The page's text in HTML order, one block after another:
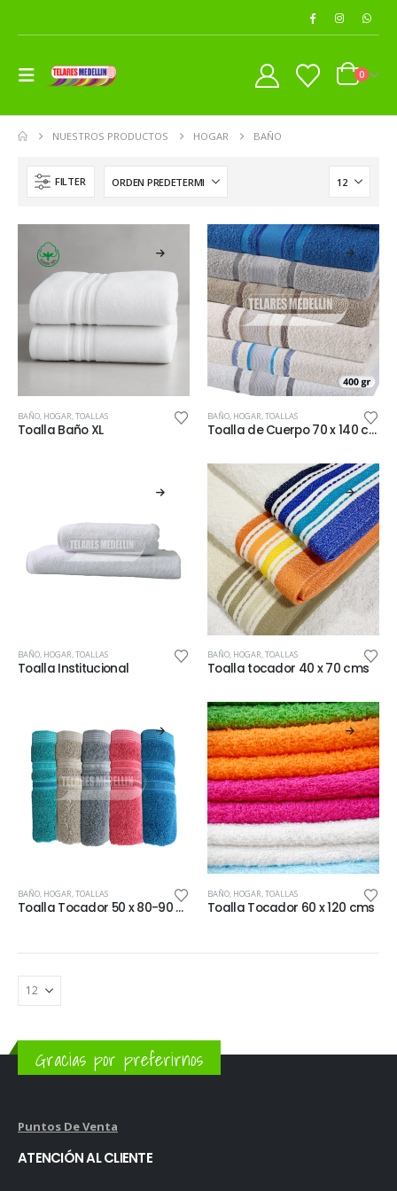
0
NUESTROS PRODUCTOS HOGAR BAÑO
FILTER
BAÑO, HOGAR,TOALLAS
Toalla Baño XL
BAÑO, HOGAR,TOALLAS
Toalla de Cuerpo 70 x 140 cm
BAÑO, HOGAR,TOALLAS
Toalla Institucional
BAÑO, HOGAR,TOALLAS
Toalla tocador 40 x 70 cms
BAÑO, HOGAR,TOALLAS
Toalla Tocador 50 x 80-90 cms
BAÑO, HOGAR,TOALLAS
Toalla Tocador 60 x 120 cms
Gracias por preferirnos
Puntos De Venta
ATENCIÓN AL CLIENTE